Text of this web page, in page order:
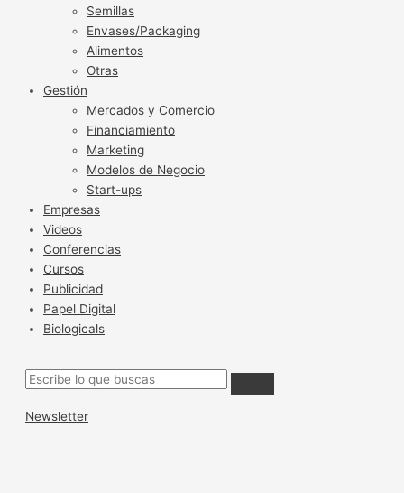
Semillas
Envases/Packaging
Alimentos
Otras
Gestión
Mercados y Comercio
Financiamiento
Marketing
Modelos de Negocio
Start-ups
Empresas
Videos
Conferencias
Cursos
Publicidad
Papel Digital
Biologicals
Newsletter